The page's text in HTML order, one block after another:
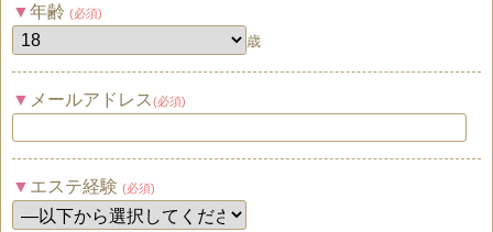
年齢 (必須)
歳
メールアドレス (必須)
エステ経験 (必須)